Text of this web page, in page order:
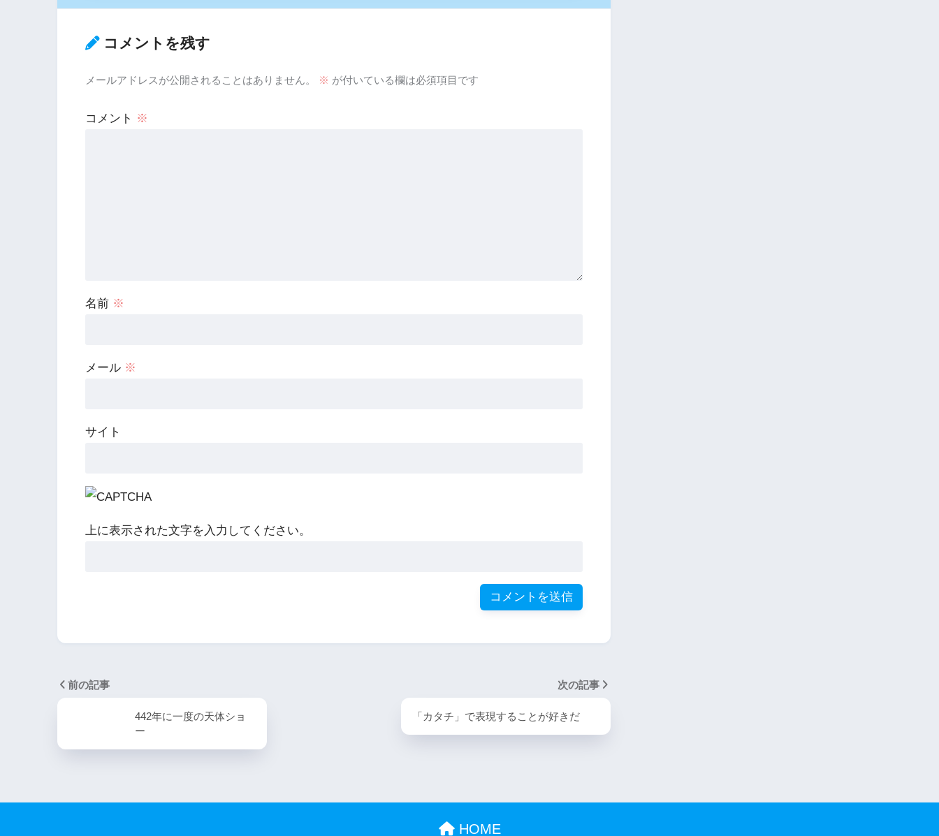
コメントを残す
メールアドレスが公開されることはありません。 ※ が付いている欄は必須項目です
コメント ※
名前 ※
メール ※
サイト
上に表示された文字を入力してください。
前の記事
442年に一度の天体ショ
ー
次の記事
「カタチ」で表現することが好きだ
HOME